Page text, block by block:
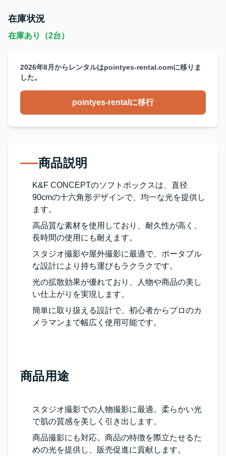
在庫状況
在庫あり（2台）
2026年8月からレンタルはpointyes-rental.comに移りま
した。
pointyes-rentalに移行
商品説明
K&F CONCEPTのソフトボックスは、直径
90cmの十六角形デザインで、均一な光を提供し
ます。
高品質な素材を使用しており、耐久性が高く、
長時間の使用にも耐えます。
スタジオ撮影や屋外撮影に最適で、ポータブル
な設計により持ち運びもラクラクです。
光の拡散効果が優れており、人物や商品の美し
い仕上がりを実現します。
簡単に取り扱える設計で、初心者からプロのカ
メラマンまで幅広く使用可能です。
商品用途
スタジオ撮影での人物撮影に最適。柔らかい光
で肌の質感を美しく引き出します。
商品撮影にも対応。商品の特徴を際立たせるた
めの光を提供し、販売促進に貢献します。